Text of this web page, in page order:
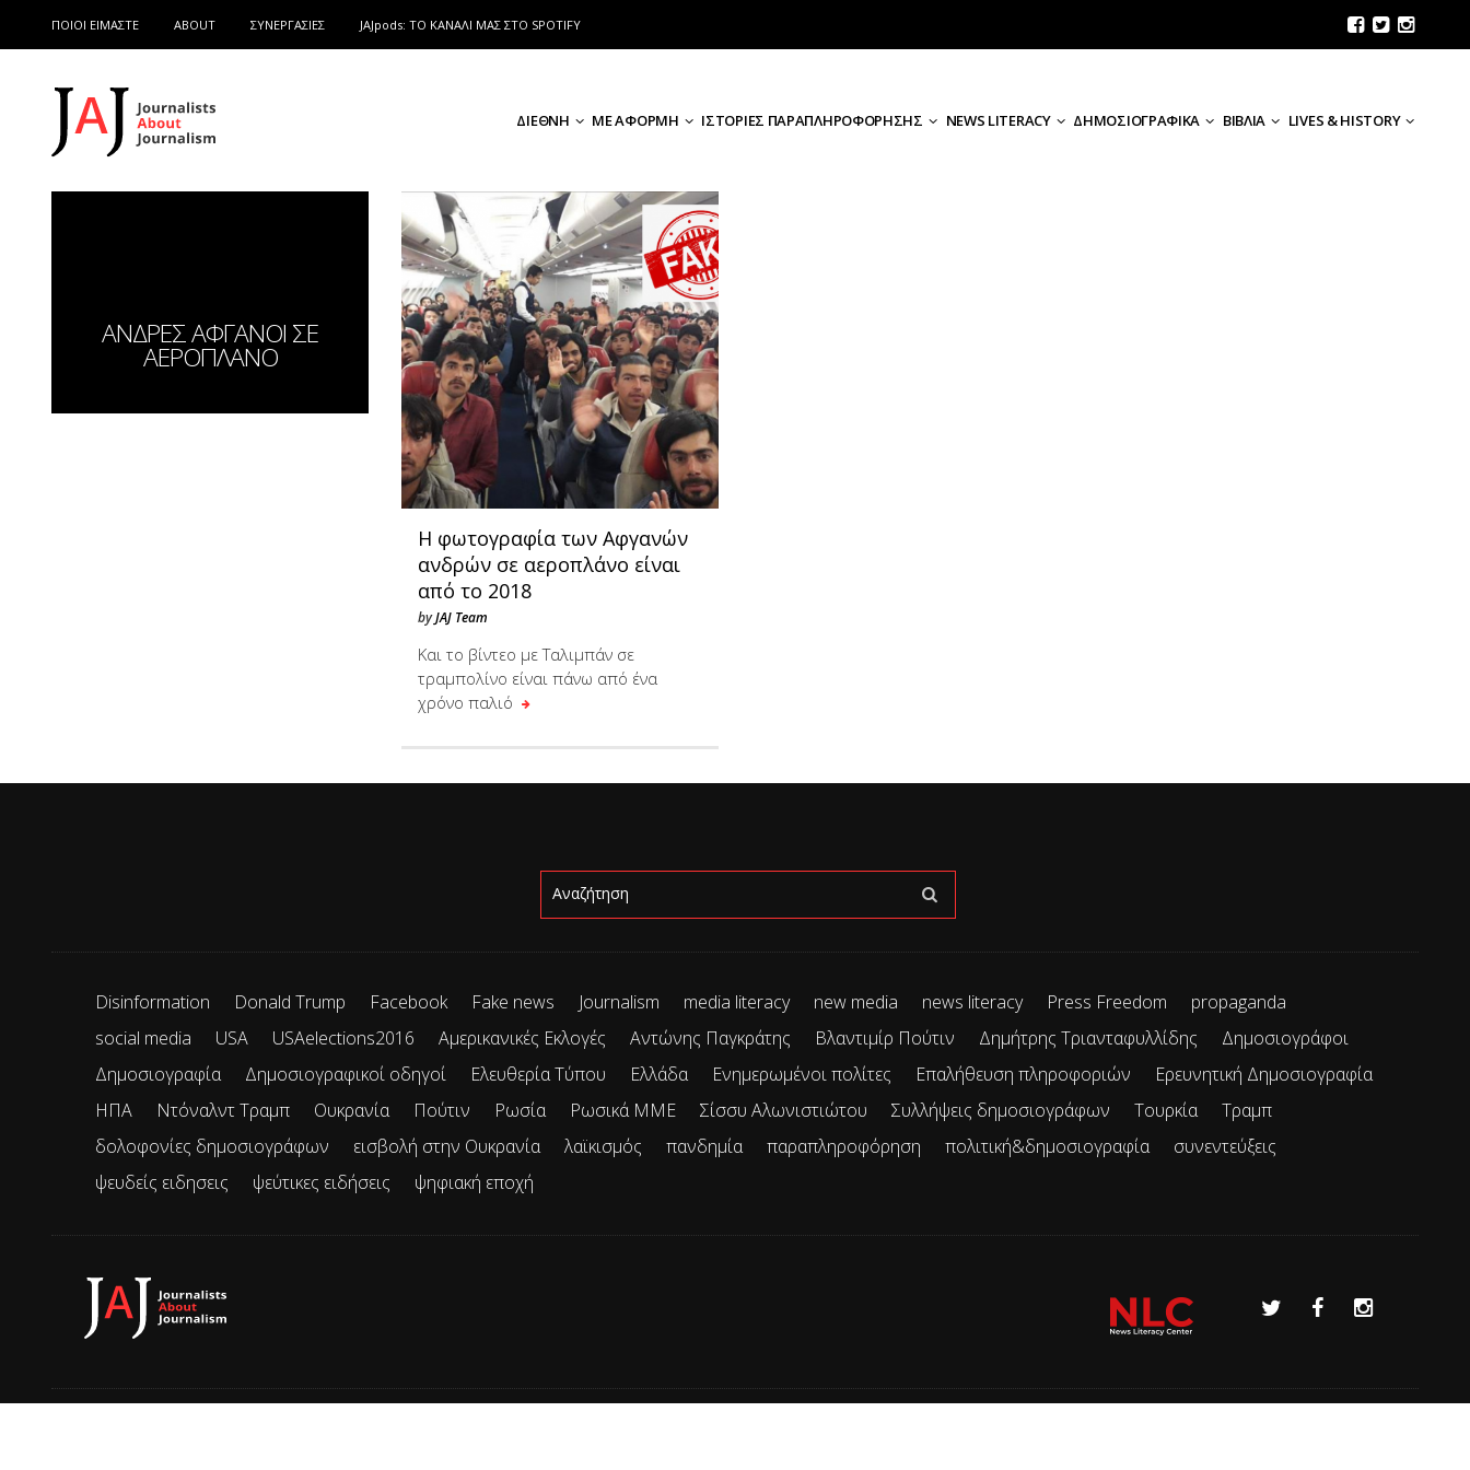
ΠΟΙΟΙ ΕΙΜΑΣΤΕ ABOUT ΣΥΝΕΡΓΑΣΙΕΣ JAJpods: TO ΚΑΝΑΛΙ ΜΑΣ ΣΤΟ SPOTIFY
ΔΙΕΘΝΗ ΜΕ ΑΦΟΡΜΗ ΙΣΤΟΡΙΕΣ ΠΑΡΑΠΛΗΡΟΦΟΡΗΣΗΣ NEWS LITERACY ΔΗΜΟΣΙΟΓΡΑΦΙΚΑ ΒΙΒΛΙΑ LIVES & HISTORY
ΑΝΔΡΕΣ ΑΦΓΑΝΟΙ ΣΕ
ΑΕΡΟΠΛΑΝΟ
Η φωτογραφία των Αφγανών
ανδρών σε αεροπλάνο είναι
από το 2018
byJAJ Team
Και το βίντεο με Ταλιμπάν σε
τραμπολίνο είναι πάνω από ένα
χρόνο παλιό
Disinformation Donald Trump Facebook Fake news Journalism media literacy new media news literacy Press Freedom
propaganda
social media
USA USAelections2016 Αμερικανικές Εκλογές Αντώνης Παγκράτης Βλαντιμίρ Πούτιν Δημήτρης Τριανταφυλλίδης
Δημοσιογράφοι
Δημοσιογραφία
Δημοσιογραφικοί οδηγοί Ελευθερία Τύπου Ελλάδα Ενημερωμένοι πολίτες Επαλήθευση πληροφοριών
Ερευνητική Δημοσιογραφία
ΗΠΑ
Ντόναλντ Τραμπ Ουκρανία Πούτιν Ρωσία Ρωσικά ΜΜΕ Σίσσυ Αλωνιστιώτου Συλλήψεις δημοσιογράφων Τουρκία
Τραμπ
δολοφονίες δημοσιογράφων
εισβολή στην Ουκρανία λαϊκισμός πανδημία παραπληροφόρηση πολιτική&δημοσιογραφία
συνεντεύξεις
ψευδείς ειδησεις
ψεύτικες ειδήσεις ψηφιακή εποχή